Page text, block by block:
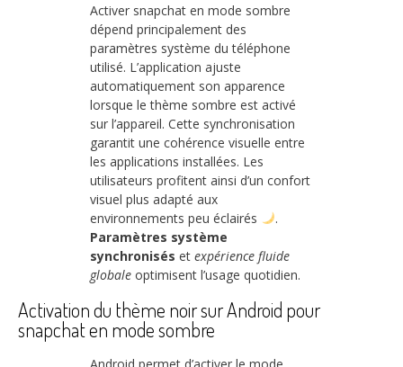
Activer snapchat en mode sombre
dépend principalement des
paramètres système du téléphone
utilisé. L’application ajuste
automatiquement son apparence
lorsque le thème sombre est activé
sur l’appareil. Cette synchronisation
garantit une cohérence visuelle entre
les applications installées. Les
utilisateurs profitent ainsi d’un confort
visuel plus adapté aux
environnements peu éclairés
.
Paramètres système
synchronisés et expérience fluide
globale optimisent l’usage quotidien.
Activation du thème noir sur Android pour
snapchat en mode sombre